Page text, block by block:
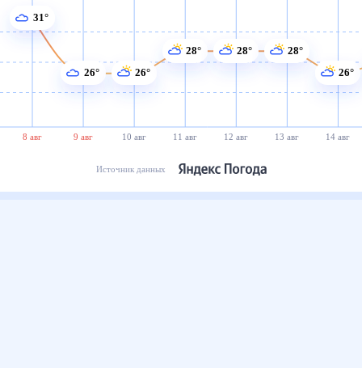
8 авг 9 авг 10 авг 11 авг 12 авг 13 авг 14 авг
31°
26° 26°
28° 28°
28°
26°
Источник данных